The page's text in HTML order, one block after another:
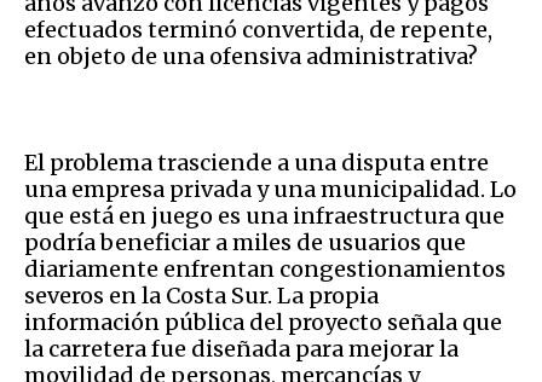
efectuados terminó convertida, de repente,
en objeto de una ofensiva administrativa?
El problema trasciende a una disputa entre
una empresa privada y una municipalidad. Lo
que está en juego es una infraestructura que
podría beneficiar a miles de usuarios que
diariamente enfrentan congestionamientos
severos en la Costa Sur. La propia
información pública del proyecto señala que
la carretera fue diseñada para mejorar la
movilidad de personas, mercancías y